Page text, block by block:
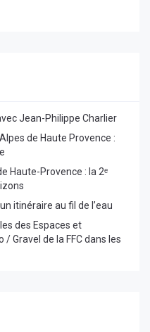
Jean-Philippe Charlier
de Haute Provence :
Haute-Provence : la 2ᵉ
itinéraire au fil de l’eau
des Espaces et
Gravel de la FFC dans les